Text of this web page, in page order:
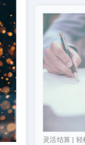
灵活结算 |